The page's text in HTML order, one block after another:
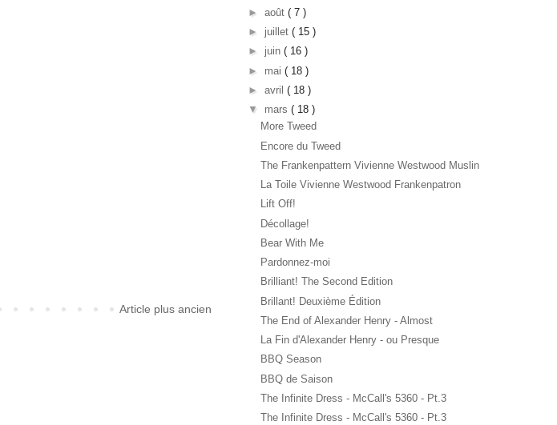
Article plus ancien
► août ( 7 )
► juillet ( 15 )
► juin ( 16 )
► mai ( 18 )
► avril ( 18 )
▼ mars ( 18 )
More Tweed
Encore du Tweed
The Frankenpattern Vivienne Westwood Muslin
La Toile Vivienne Westwood Frankenpatron
Lift Off!
Décollage!
Bear With Me
Pardonnez-moi
Brilliant! The Second Edition
Brillant! Deuxième Édition
The End of Alexander Henry - Almost
La Fin d'Alexander Henry - ou Presque
BBQ Season
BBQ de Saison
The Infinite Dress - McCall's 5360 - Pt.3
The Infinite Dress - McCall's 5360 - Pt.3